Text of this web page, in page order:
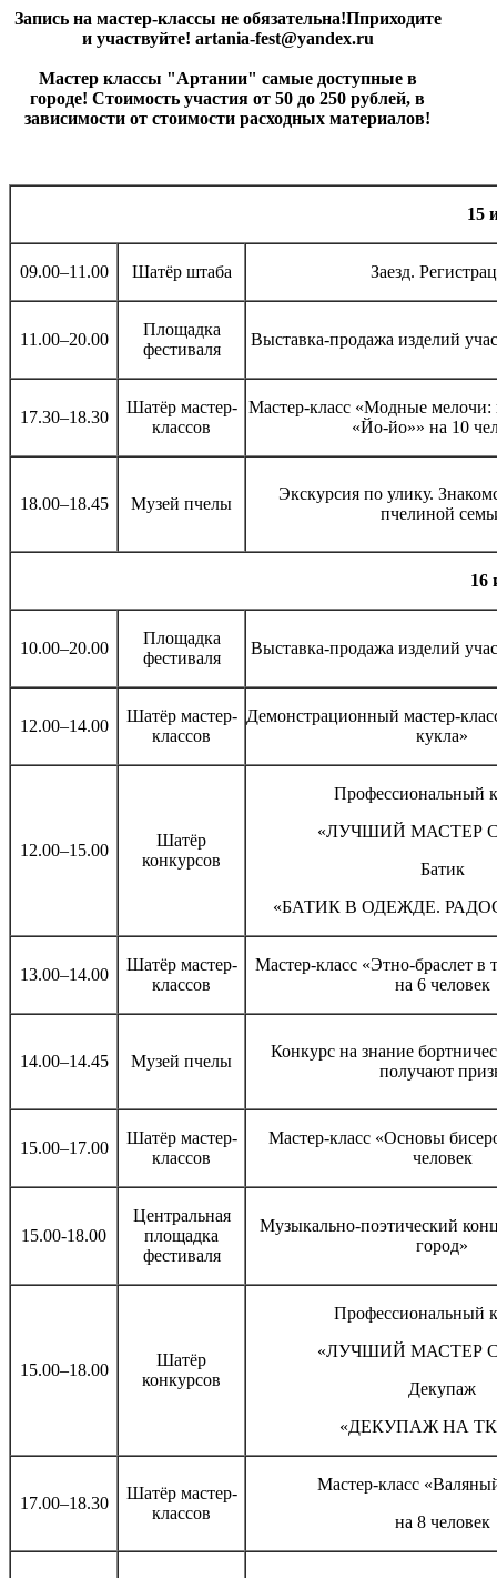
Запись на мастер-классы не обязательна!Пприходите
и участвуйте! artania-fest@yandex.ru
Мастер классы "Артании" самые доступные в
городе! Стоимость участия от 50 до 250 рублей, в
зависимости от стоимости расходных материалов!
15
09.00–11.00 Шатёр штаба Заезд.
11.00–20.00
Площадка
фестиваля
Выставка-продажа изделий
17.30–18.30
Шатёр мастер-
классов
Мастер-класс «Модные мелочи:
«Йо-йо»» на 10
18.00–18.45 Музей пчелы
Экскурсия по улику.
пчелиной
16
10.00–20.00
Площадка
фестиваля
Выставка-продажа изделий
12.00–14.00
Шатёр мастер-
классов
Демонстрационный мастер-
кукла»
12.00–15.00
Шатёр
конкурсов
Профессиональный
«ЛУЧШИЙ МАСТЕР
Батик
«БАТИК В ОДЕЖДЕ.
13.00–14.00
Шатёр мастер-
классов
Мастер-класс «Этно-браслет в
на 6 человек
14.00–14.45 Музей пчелы
Конкурс на знание
получают
15.00–17.00
Шатёр мастер-
классов
Мастер-класс «Основы
человек
15.00-18.00
Центральная
площадка
фестиваля
Музыкально-поэтический
город»
15.00–18.00
Шатёр
конкурсов
Профессиональный
«ЛУЧШИЙ МАСТЕР
Декупаж
«ДЕКУПАЖ НА
17.00–18.30
Шатёр мастер-
классов
Мастер-класс
на 8 человек